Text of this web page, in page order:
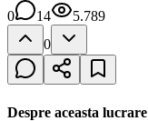
0
14
5.789
0
Despre aceasta lucrare